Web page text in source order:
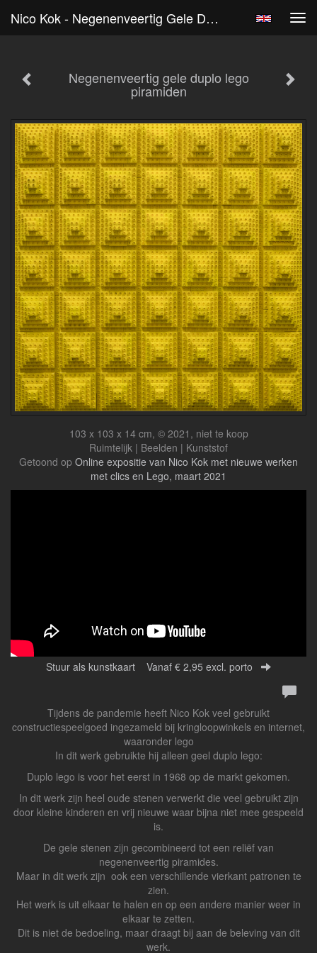
Nico Kok - Negenenveertig Gele Duplo Lego Piramiden
Negenenveertig gele duplo lego
piramiden
103 x 103 x 14 cm, © 2021, niet te koop
Ruimtelijk | Beelden | Kunststof
Getoond op Online expositie van Nico Kok met nieuwe werken
met clics en Lego, maart 2021
Stuur als kunstkaart Vanaf € 2,95 excl. porto
Tijdens de pandemie heeft Nico Kok veel gebruikt
constructiespeelgoed ingezameld bij kringloopwinkels en internet,
waaronder lego
In dit werk gebruikte hij alleen geel duplo lego:
Duplo lego is voor het eerst in 1968 op de markt gekomen.
In dit werk zijn heel oude stenen verwerkt die veel gebruikt zijn
door kleine kinderen en vrij nieuwe waar bijna niet mee gespeeld
is.
De gele stenen zijn gecombineerd tot een reliëf van
negenenveertig piramides.
Maar in dit werk zijn ook een verschillende vierkant patronen te
zien.
Het werk is uit elkaar te halen en op een andere manier weer in
elkaar te zetten.
Dit is niet de bedoeling, maar draagt bij aan de beleving van dit
werk.